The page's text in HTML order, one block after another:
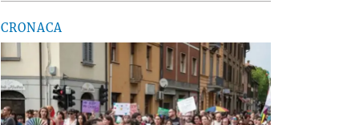
CRONACA